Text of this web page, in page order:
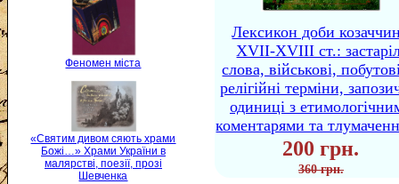
Феномен міста
«Святим дивом сяють храми
Божі…» Храми України в
малярстві, поезії, прозі
Шевченка
Лексикон доби
XVII-XVIII ст.:
слова, військові,
релігійні терміни,
одиниці з
коментарями та
200 грн.
360 грн.